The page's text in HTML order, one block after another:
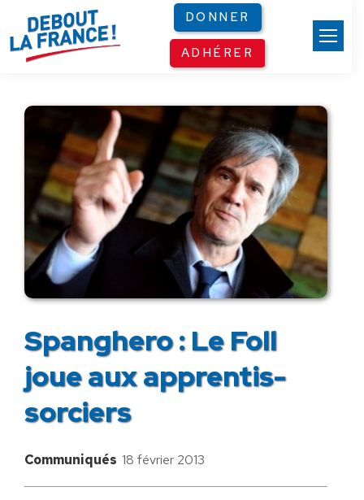
DONNER
ADHÉRER
Spanghero : Le Foll
joue aux apprentis-
sorciers
Communiqués 18 février 2013
Panneau de gestion des cookies